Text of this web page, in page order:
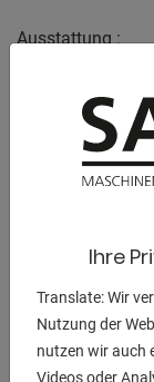
Ausstattung :
- zum
-
- RAL 5010
anthrazitgrau
-
- Stabiler
- Günstiger
- Robuste
-
Ihre
Translate: Wir
Nutzung der
nutzen wir auch
Videos oder